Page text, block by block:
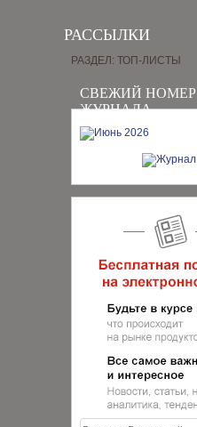
РАССЫЛКИ
СВЕЖИЙ НОМЕР
ЖУРНАЛА
РАЗДЕЛ: ТОП-ЛИСТЫ